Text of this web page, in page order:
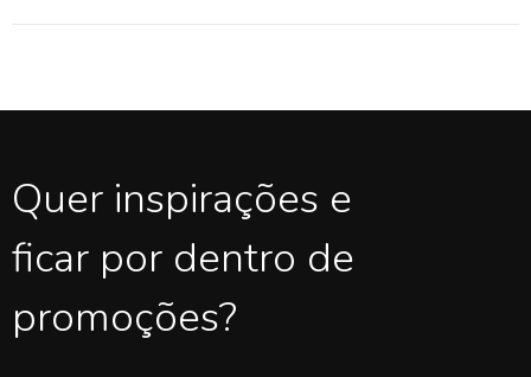
Quer inspirações e
ficar por dentro de
promoções?